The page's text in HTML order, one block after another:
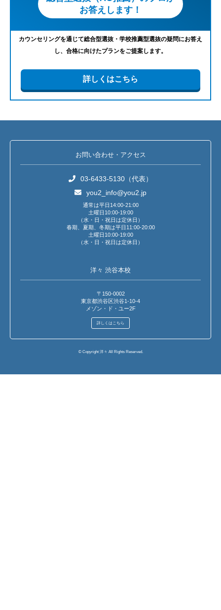
お答えします！
カウンセリングを通じて総合型選抜・学校推薦型選抜の疑問にお答え
し、合格に向けたプランをご提案します。
詳しくはこちら
お問い合わせ・アクセス
03-6433-5130（代表）
you2_info@you2.jp
通常は平日14:00-21:00
土曜日10:00-19:00
（水・日・祝日は定休日）
春期、夏期、冬期は平日11:00-20:00
土曜日10:00-19:00
（水・日・祝日は定休日）
洋々 渋谷本校
〒150-0002
東京都渋谷区渋谷1-10-4
メゾン・ド・ユー2F
詳しくはこちら
© Copyright 洋々 All Rights Reserved.